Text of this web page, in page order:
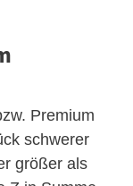
Premium
schwerer
größer als